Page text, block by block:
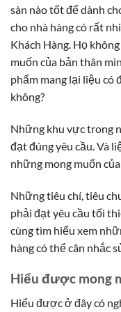
sàn nào tốt để dành
cho nhà hàng có rất
Khách Hàng. Họ
muốn của bản thân
phẩm mang lại liệu có
không?
Những khu vực trong
đạt đúng yêu cầu. Và
những mong muốn
Những tiêu chí, tiêu
phải đạt yêu cầu tối
cùng tìm hiểu xem
hàng có thể cân nhắc
Hiểu được mong
Hiểu được ở đây có